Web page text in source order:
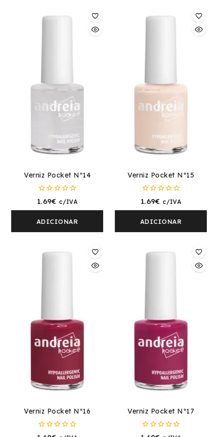
Verniz Pocket Nº14
0
5
1.69€ c/IVA
ADICIONAR
Verniz Pocket Nº15
0
5
1.69€ c/IVA
ADICIONAR
Verniz Pocket Nº16
0
Verniz Pocket Nº17
0